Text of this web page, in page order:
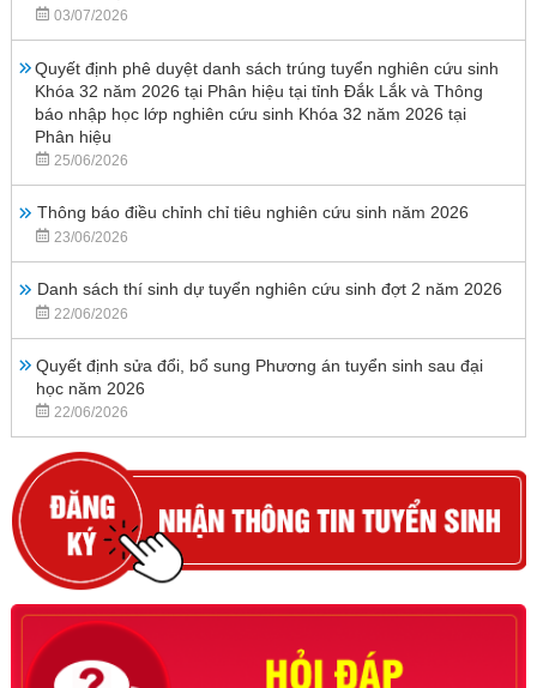
03/07/2026
Quyết định phê duyệt danh sách trúng tuyển nghiên cứu sinh
Khóa 32 năm 2026 tại Phân hiệu tại tỉnh Đắk Lắk và Thông
báo nhập học lớp nghiên cứu sinh Khóa 32 năm 2026 tại
Phân hiệu
25/06/2026
Thông báo điều chỉnh chỉ tiêu nghiên cứu sinh năm 2026
23/06/2026
Danh sách thí sinh dự tuyển nghiên cứu sinh đợt 2 năm 2026
22/06/2026
Quyết định sửa đổi, bổ sung Phương án tuyển sinh sau đại
học năm 2026
22/06/2026